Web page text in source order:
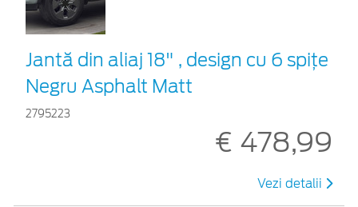
Jantă din aliaj 18" , design cu 6 spițe
Negru Asphalt Matt
2795223
€ 478,99
Vezi detalii